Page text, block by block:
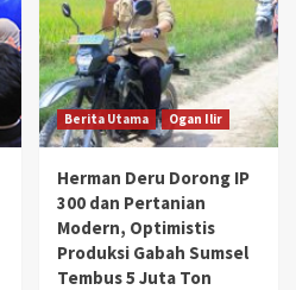
Berita Utama Ogan Ilir
Herman Deru Dorong IP
300 dan Pertanian
Modern, Optimistis
Produksi Gabah Sumsel
Tembus 5 Juta Ton